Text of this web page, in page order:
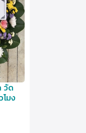
วัด
มง